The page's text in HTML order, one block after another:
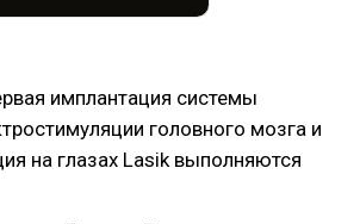
имплантация системы
головного мозга и
на глазах Lasik выполняются